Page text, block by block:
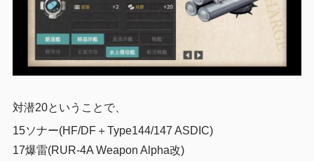
対潜20ということで、
15ソナー(HF/DF＋Type144/147 ASDIC)
17爆雷(RUR-4A Weapon Alpha改)